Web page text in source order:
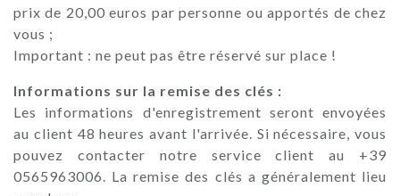
prix de 20,00 euros par personne ou apportés de chez
vous ;
Important : ne peut pas être réservé sur place !
Informations sur la remise des clés :
Les informations d'enregistrement seront envoyées
au client 48 heures avant l'arrivée. Si nécessaire, vous
pouvez contacter notre service client au +39
0565963006. La remise des clés a généralement lieu